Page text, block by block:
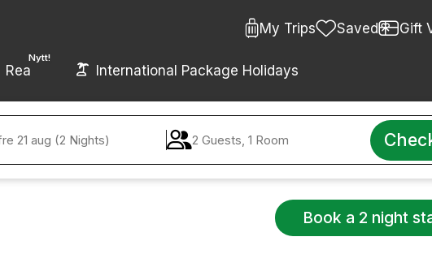
My Trips Saved Gift
Nytt!
Rea International Package Holidays
21 aug (2 Nights) 2 Guests, 1 Room
Book a 2 night